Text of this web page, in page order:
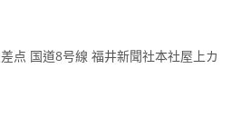
点 国道8号線 福井新聞社本社屋上カ